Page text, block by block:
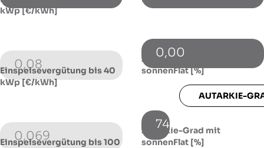
kWp [€/kWh]
0,08
Einspeisevergütung bis 40
kWp [€/kWh]
0,069
Einspeisevergütung bis 100
0,00
Autarkie-Grad ohne
sonnenFlat [%]
74,16
AUTARKIE-
Autarkie-Grad mit
sonnenFlat [%]